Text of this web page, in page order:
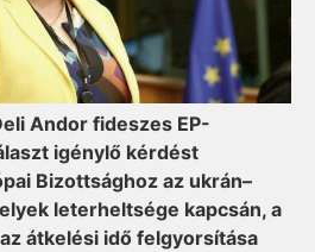
Andor fideszes EP-
igénylő kérdést
Bizottsághoz az ukrán–
leterheltsége kapcsán, a
átkelési idő felgyorsítása